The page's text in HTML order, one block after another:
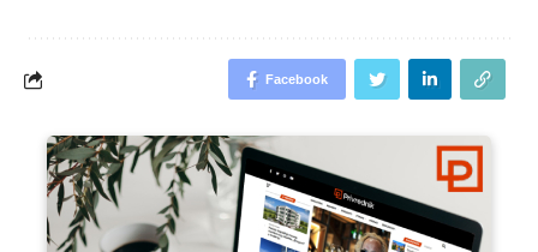
Facebook